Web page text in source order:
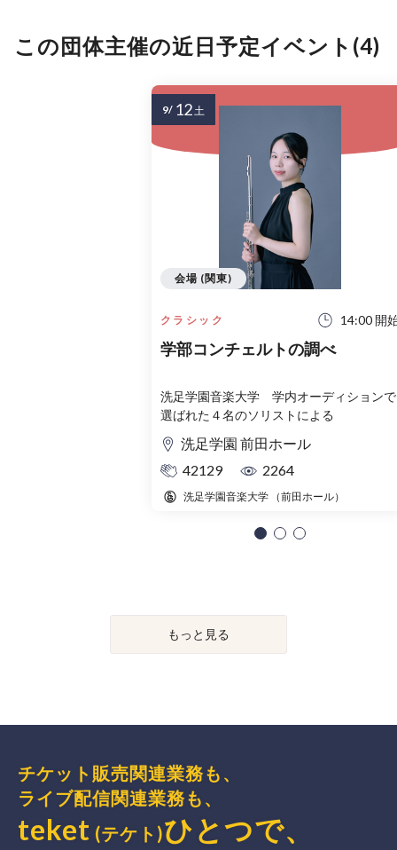
この団体主催の近日予定イベント(4)
クラシック 14:00 開
学部コンチェルトの調べ
洗足学園音楽大学 学内オーディションで
選ばれた４名のソリストによる
洗足学園 前田ホール
42129
2264
洗足学園音楽大学 （前田ホール）
会場 (関東)
9/ 12土
もっと見る
チケット販売関連業務も、
ライブ配信関連業務も、
teket (テケト)ひとつで、